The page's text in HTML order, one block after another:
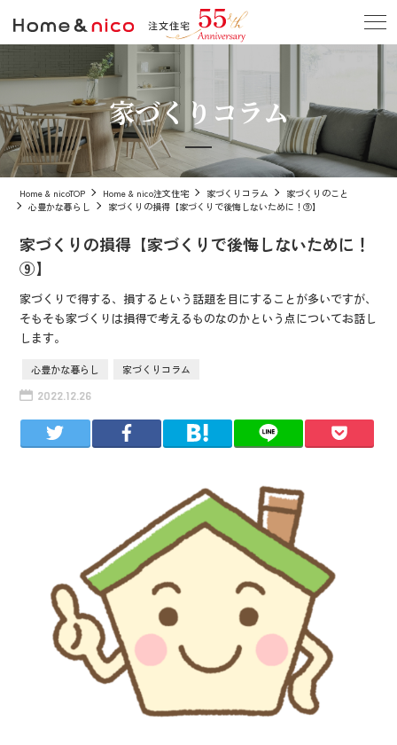
家づくりコラム
Home & nicoTOP Home & nico注文住宅 家づくりコラム
家づくりのこと
心豊かな暮らし
家づくりの損得【家づくりで後悔しないために！⑨】
家づくりの損得【家づくりで後悔しないために！
⑨】
家づくりで得する、損するという話題を目にすることが多いですが、
そもそも家づくりは損得で考えるものなのかという点についてお話し
します。
心豊かな暮らし
家づくりコラム
2022.12.26